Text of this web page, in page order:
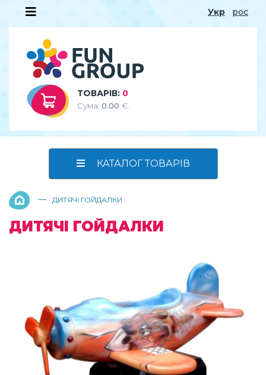
Укр рос
ТОВАРІВ: 0
Сума: 0.00 €.
КАТАЛОГ ТОВАРІВ
— ДИТЯЧІ ГОЙДАЛКИ
ДИТЯЧІ ГОЙДАЛКИ